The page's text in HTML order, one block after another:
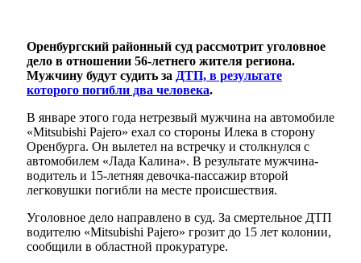
Оренбургский районный суд рассмотрит уголовное
дело в отношении 56-летнего жителя региона.
Мужчину будут судить за ДТП, в результате
которого погибли два человека.
В январе этого года нетрезвый мужчина на автомобиле
«Mitsubishi Pajero» ехал со стороны Илека в сторону
Оренбурга. Он вылетел на встречку и столкнулся с
автомобилем «Лада Калина». В результате мужчина-
водитель и 15-летняя девочка-пассажир второй
легковушки погибли на месте происшествия.
Уголовное дело направлено в суд. За смертельное ДТП
водителю «Mitsubishi Pajero» грозит до 15 лет колонии,
сообщили в областной прокуратуре.